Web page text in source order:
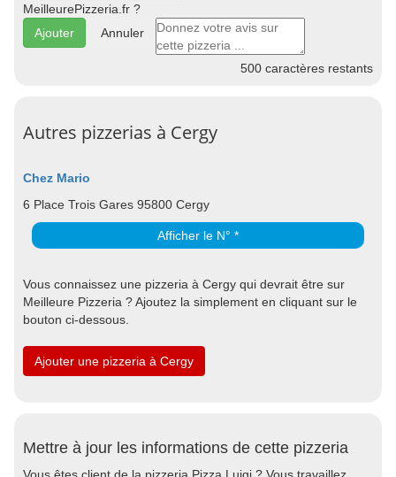
MeilleurePizzeria.fr ?
Annuler
500 caractères restants
Autres pizzerias à Cergy
Chez Mario
6 Place Trois Gares 95800 Cergy
Afficher le N° *
Vous connaissez une pizzeria à Cergy qui devrait être sur
Meilleure Pizzeria ? Ajoutez la simplement en cliquant sur le
bouton ci-dessous.
Ajouter une pizzeria à Cergy
Mettre à jour les informations de cette pizzeria
Vous êtes client de la pizzeria Pizza Luigi ? Vous travaillez